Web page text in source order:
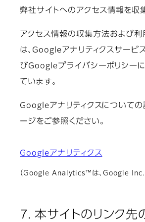
弊社サイトへのアクセス情報を収
アクセス情報の収集方法および利
は、Googleアナリティクスサービ
びGoogleプライバシーポリシー
ています。
Googleアナリティクスについての
ージをご参照ください。
Googleアナリティクス
（Google Analytics™は、Google Inc.
7. 本サイトのリンク先